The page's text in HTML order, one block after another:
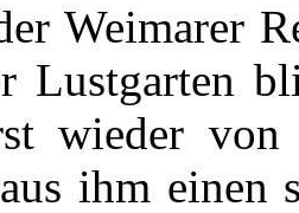
Weimarer
Lustgarten
wieder
ihm einen